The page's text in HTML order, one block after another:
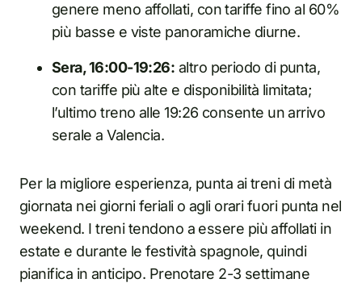
genere meno affollati, con tariffe fino al 60%
più basse e viste panoramiche diurne.
Sera, 16:00-19:26: altro periodo di punta,
con tariffe più alte e disponibilità limitata;
l’ultimo treno alle 19:26 consente un arrivo
serale a Valencia.
Per la migliore esperienza, punta ai treni di metà
giornata nei giorni feriali o agli orari fuori punta nel
weekend. I treni tendono a essere più affollati in
estate e durante le festività spagnole, quindi
pianifica in anticipo. Prenotare 2-3 settimane